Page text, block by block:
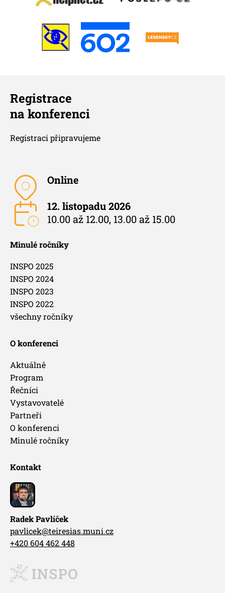
Registrace
na konferenci
Registraci připravujeme
Online
12. listopadu 2026
10.00 až 12.00, 13.00 až 15.00
Minulé ročníky
INSPO 2025
INSPO 2024
INSPO 2023
INSPO 2022
všechny ročníky
O konferenci
Aktuálně
Program
Řečníci
Vystavovatelé
Partneři
O konferenci
Minulé ročníky
Kontakt
Radek Pavlíček
pavlicek@teiresias.muni.cz
+420 604 462 448